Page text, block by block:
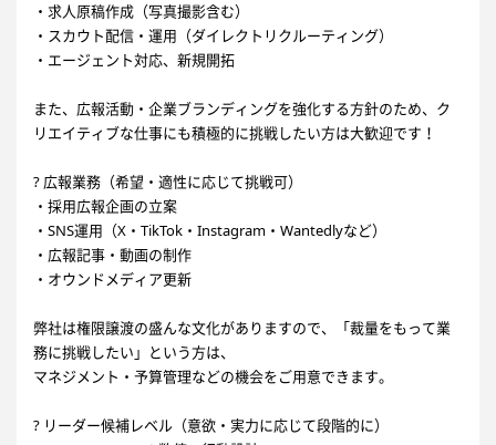
・求人原稿作成（写真撮影含む）
・スカウト配信・運用（ダイレクトリクルーティング）
・エージェント対応、新規開拓
また、広報活動・企業ブランディングを強化する方針のため、ク
リエイティブな仕事にも積極的に挑戦したい方は大歓迎です！
? 広報業務（希望・適性に応じて挑戦可）
・採用広報企画の立案
・SNS運用（X・TikTok・Instagram・Wantedlyなど）
・広報記事・動画の制作
・オウンドメディア更新
弊社は権限譲渡の盛んな文化がありますので、「裁量をもって業
務に挑戦したい」という方は、
マネジメント・予算管理などの機会をご用意できます。
? リーダー候補レベル（意欲・実力に応じて段階的に）